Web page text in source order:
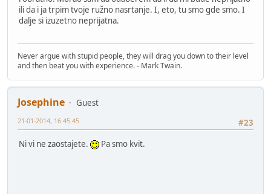
ili da i ja trpim tvoje ružno nasrtanje. I, eto, tu smo gde smo. I
dalje si izuzetno neprijatna.
Never argue with stupid people, they will drag you down to their level
and then beat you with experience. - Mark Twain.
Josephine
Guest
#23
21-01-2014, 16:45:45
Ni vi ne zaostajete. Pa smo kvit.